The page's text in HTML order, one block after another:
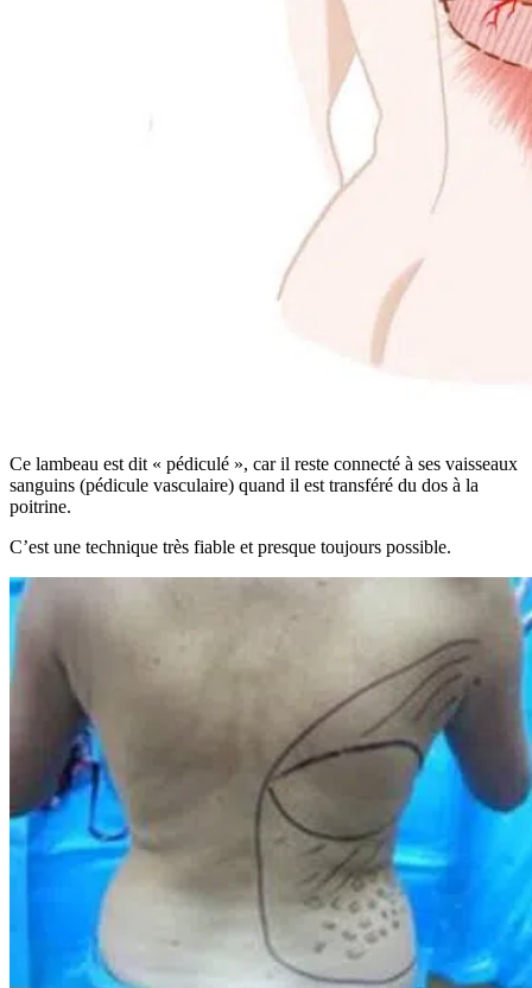
Ce lambeau est dit « pédiculé », car il reste connecté à ses vaisseaux
sanguins (pédicule vasculaire) quand il est transféré du dos à la
poitrine.
C’est une technique très fiable et presque toujours possible.